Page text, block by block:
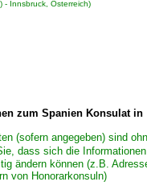
- Innsbruck, Österreich)
zum Spanien Konsulat in
(sofern angegeben) sind
dass sich die
ändern können (z.B.
von Honorarkonsuln)